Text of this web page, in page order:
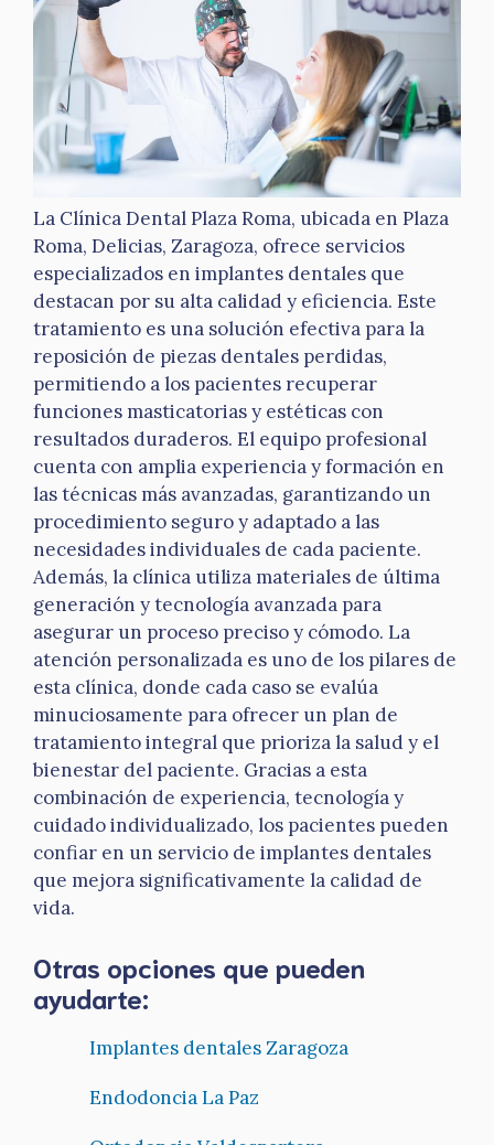
La Clínica Dental Plaza Roma, ubicada en Plaza
Roma, Delicias, Zaragoza, ofrece servicios
especializados en implantes dentales que
destacan por su alta calidad y eficiencia. Este
tratamiento es una solución efectiva para la
reposición de piezas dentales perdidas,
permitiendo a los pacientes recuperar
funciones masticatorias y estéticas con
resultados duraderos. El equipo profesional
cuenta con amplia experiencia y formación en
las técnicas más avanzadas, garantizando un
procedimiento seguro y adaptado a las
necesidades individuales de cada paciente.
Además, la clínica utiliza materiales de última
generación y tecnología avanzada para
asegurar un proceso preciso y cómodo. La
atención personalizada es uno de los pilares de
esta clínica, donde cada caso se evalúa
minuciosamente para ofrecer un plan de
tratamiento integral que prioriza la salud y el
bienestar del paciente. Gracias a esta
combinación de experiencia, tecnología y
cuidado individualizado, los pacientes pueden
confiar en un servicio de implantes dentales
que mejora significativamente la calidad de
vida.
Otras opciones que pueden
ayudarte:
Implantes dentales Zaragoza
Endodoncia La Paz